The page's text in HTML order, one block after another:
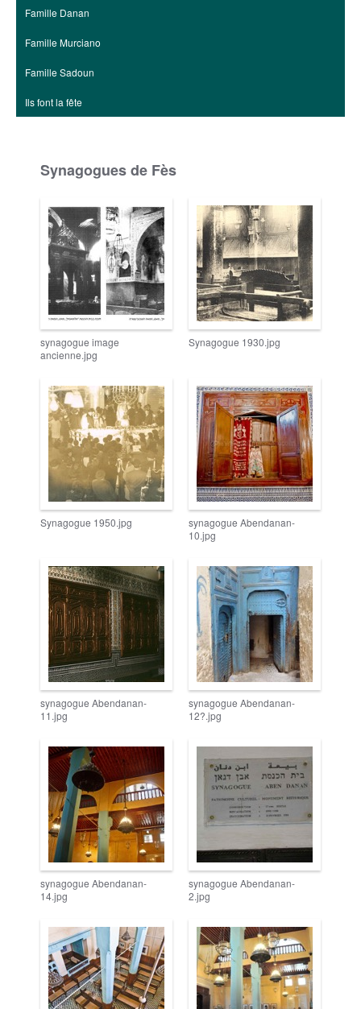
Famille Danan
Famille Murciano
Famille Sadoun
Ils font la fête
Synagogues de Fès
synagogue image
ancienne.jpg
Synagogue 1930.jpg
Synagogue 1950.jpg
synagogue Abendanan-
10.jpg
synagogue Abendanan-
11.jpg
synagogue Abendanan-
12?.jpg
synagogue Abendanan-
14.jpg
synagogue Abendanan-
2.jpg